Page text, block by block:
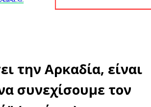
την Αρκαδία, είναι
συνεχίσουμε τον